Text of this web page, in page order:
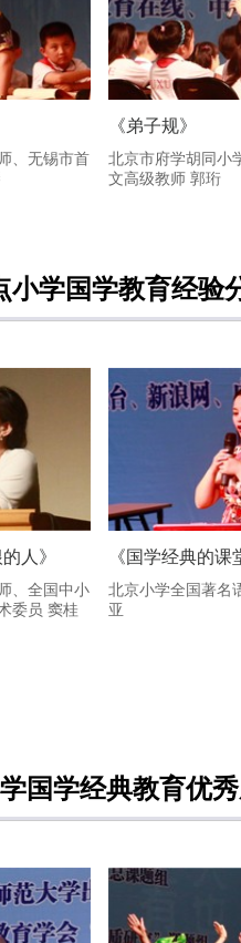
、无锡市首
《弟子规》
北京市府学胡同小
文高级教师 郭珩
小学国学教育经验
人》
、全国中小
委员 窦桂
《国学经典的课
北京小学全国著名
亚
国学经典教育优